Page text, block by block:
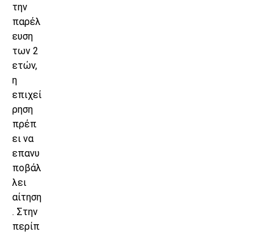
την
παρέλ
ευση
των 2
ετών,
η
επιχεί
ρηση
πρέπ
ει να
επανυ
ποβάλ
λει
αίτηση
. Στην
περίπ